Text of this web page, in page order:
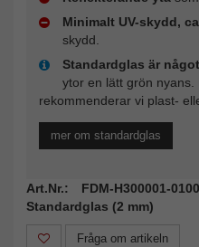
Minimalt UV-skydd,
skydd.
Standardglas är
ytor en lätt grön
rekommenderar vi plast-
mer om standardglas
Art.Nr.: FDM-H300001-
Standardglas (2 mm)
Fråga om artikeln